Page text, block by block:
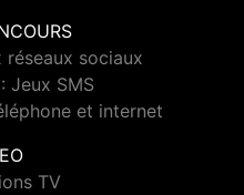
réseaux sociaux
Jeux SMS
et internet
TV